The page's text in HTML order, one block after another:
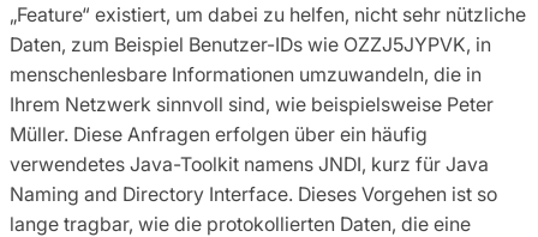
„Feature“ existiert, um dabei zu helfen, nicht sehr nützliche
Daten, zum Beispiel Benutzer-IDs wie OZZJ5JYPVK, in
menschenlesbare Informationen umzuwandeln, die in
Ihrem Netzwerk sinnvoll sind, wie beispielsweise Peter
Müller. Diese Anfragen erfolgen über ein häufig
verwendetes Java-Toolkit namens JNDI, kurz für Java
Naming and Directory Interface. Dieses Vorgehen ist so
lange tragbar, wie die protokollierten Daten, die eine